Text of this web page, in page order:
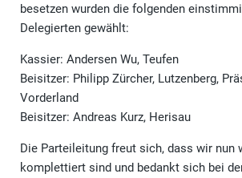
besetzen wurden die folgenden
Delegierten gewählt:
Kassier: Andersen Wu, Teufen
Beisitzer: Philipp Zürcher, Lutzenberg,
Vorderland
Beisitzer: Andreas Kurz, Herisau
Die Parteileitung freut sich, dass wir nun
komplettiert sind und bedankt sich bei